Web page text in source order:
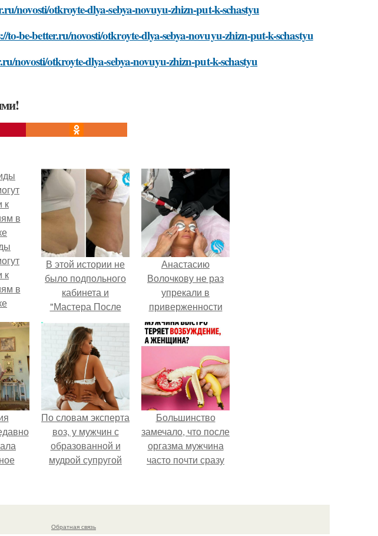
novosti/otkroyte-dlya-sebya-novuyu-zhizn-put-k-schastyu
to-be-better.ru/novosti/otkroyte-dlya-sebya-novuyu-zhizn-put-k-schastyu
novosti/otkroyte-dlya-sebya-novuyu-zhizn-put-k-schastyu
к
в
В этой истории не
было подпольного
кабинета и
"Мастера После
Двухнедельных
Курсов".
Анастасию
Волочкову не раз
упрекали в
приверженности
устаревшим бьюти -
процедурам.
По словам эксперта
воз, у мужчин с
образованной и
мудрой супругой
смерти якобы на
Большинство
замечало, что после
оргазма мужчина
часто почти сразу
как женщина может
Обратная связь